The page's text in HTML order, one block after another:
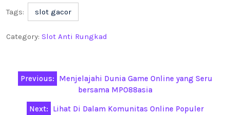
Tags: slot gacor
Category: Slot Anti Rungkad
Post
navigation
Previous:
Menjelajahi Dunia Game Online yang Seru
bersama MPO88asia
Next:
Lihat Di Dalam Komunitas Online Populer